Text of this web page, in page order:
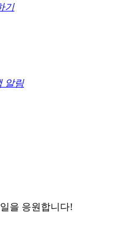
기
알림
을 응원합니다!